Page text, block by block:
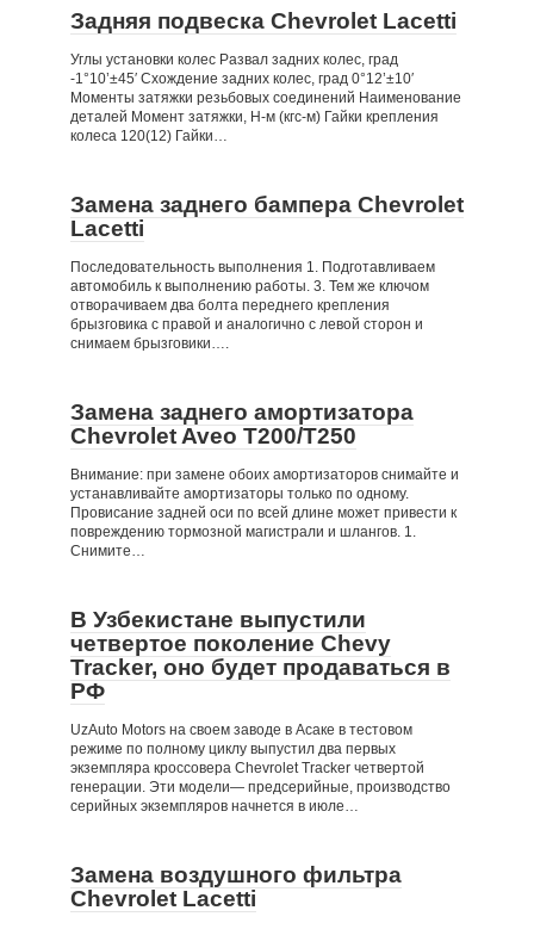
Задняя подвеска Chevrolet Lacetti
Углы установки колес Развал задних колес, град
-1°10’±45′ Схождение задних колес, град 0°12’±10′
Моменты затяжки резьбовых соединений Наименование
деталей Момент затяжки, Н-м (кгс-м) Гайки крепления
колеса 120(12) Гайки…
Замена заднего бампера Chevrolet
Lacetti
Последовательность выполнения 1. Подготавливаем
автомобиль к выполнению работы. 3. Тем же ключом
отворачиваем два болта переднего крепления
брызговика с правой и аналогично с левой сторон и
снимаем брызговики….
Замена заднего амортизатора
Chevrolet Aveo T200/T250
Внимание: при замене обоих амортизаторов снимайте и
устанавливайте амортизаторы только по одному.
Провисание задней оси по всей длине может привести к
повреждению тормозной магистрали и шлангов. 1.
Снимите…
В Узбекистане выпустили
четвертое поколение Chevy
Tracker, оно будет продаваться в
РФ
UzAuto Motors на своем заводе в Асаке в тестовом
режиме по полному циклу выпустил два первых
экземпляра кроссовера Chevrolet Tracker четвертой
генерации. Эти модели— предсерийные, производство
серийных экземпляров начнется в июле…
Замена воздушного фильтра
Chevrolet Lacetti